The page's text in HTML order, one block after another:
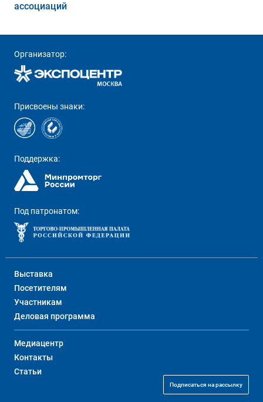
ассоциаций
Организатор:
Присвоены знаки:
Поддержка:
Под патронатом:
Выставка
Посетителям
Участникам
Деловая программа
Медиацентр
Контакты
Статьи
Подписаться на рассылку